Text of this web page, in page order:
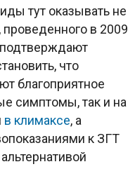
тут оказывать не
в 2009
что
благоприятное
симптомы, так и на
в климаксе, а
к ЗГТ